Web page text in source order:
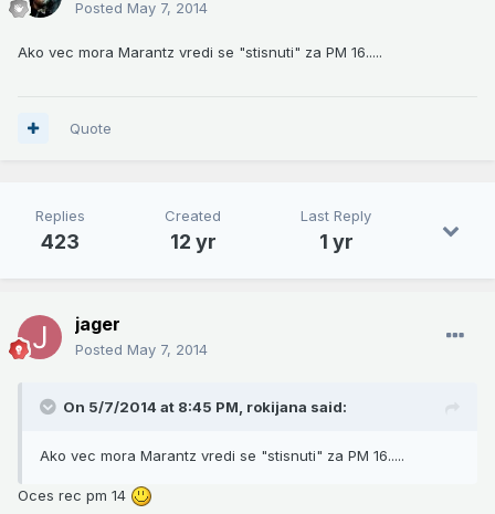
Posted May 7, 2014
Ako vec mora Marantz vredi se "stisnuti" za PM 16.....
Quote
Replies
423
Created
12 yr
Last Reply
1 yr
jager
Posted May 7, 2014
On 5/7/2014 at 8:45 PM, rokijana said:
Ako vec mora Marantz vredi se "stisnuti" za PM 16.....
Oces rec pm 14